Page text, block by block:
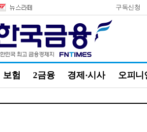
구독신청
보험 2금융 경제·시사 오피니